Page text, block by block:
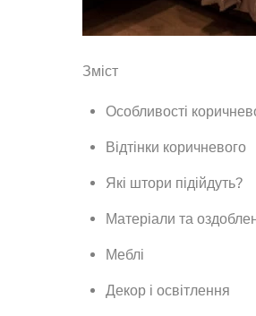
Зміст
Особливості
Відтінки коричневого
Які штори підійдуть?
Матеріали та
Меблі
Декор і освітлення